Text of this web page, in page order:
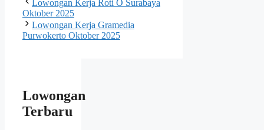
Lowongan Kerja Roti O Surabaya
Oktober 2025
Lowongan Kerja Gramedia
Purwokerto Oktober 2025
Lowongan
Terbaru